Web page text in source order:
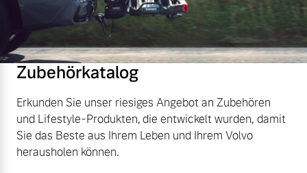
Zubehörkatalog
Erkunden Sie unser riesiges Angebot an Zubehören
und Lifestyle-Produkten, die entwickelt wurden, damit
Sie das Beste aus Ihrem Leben und Ihrem Volvo
herausholen können.